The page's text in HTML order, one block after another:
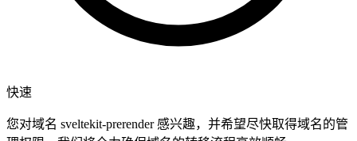
快速
您对域名 sveltekit-prerender 感兴趣，并希望尽快取得域名的管